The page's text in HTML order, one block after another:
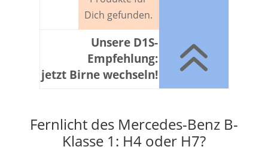
Dich gefunden.
Unsere D1S-
Empfehlung:
jetzt Birne wechseln!
6
Fernlicht des Mercedes-Benz B-
Klasse 1: H4 oder H7?